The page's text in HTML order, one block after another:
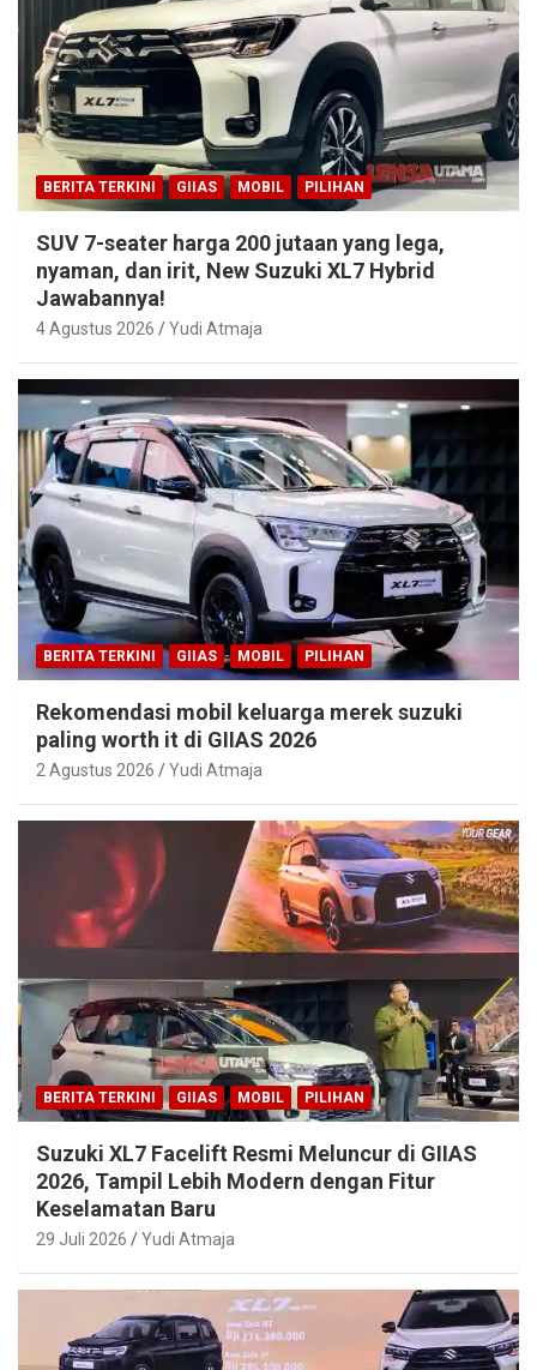
BERITA TERKINI GIIAS MOBIL PILIHAN
SUV 7-seater harga 200 jutaan yang lega,
nyaman, dan irit, New Suzuki XL7 Hybrid
Jawabannya!
4 Agustus 2026 Yudi Atmaja
BERITA TERKINI GIIAS MOBIL PILIHAN
Rekomendasi mobil keluarga merek suzuki
paling worth it di GIIAS 2026
2 Agustus 2026 Yudi Atmaja
BERITA TERKINI GIIAS MOBIL PILIHAN
Suzuki XL7 Facelift Resmi Meluncur di GIIAS
2026, Tampil Lebih Modern dengan Fitur
Keselamatan Baru
29 Juli 2026 Yudi Atmaja